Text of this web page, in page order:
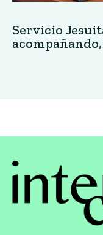
Servicio